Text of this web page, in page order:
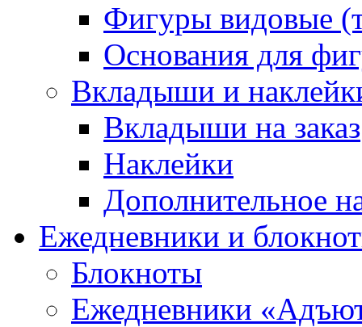
Фигуры видовые
Основания для
Вкладыши и
Вкладыши на заказ
Наклейки
Дополнительное
Ежедневники и
Блокноты
Ежедневники